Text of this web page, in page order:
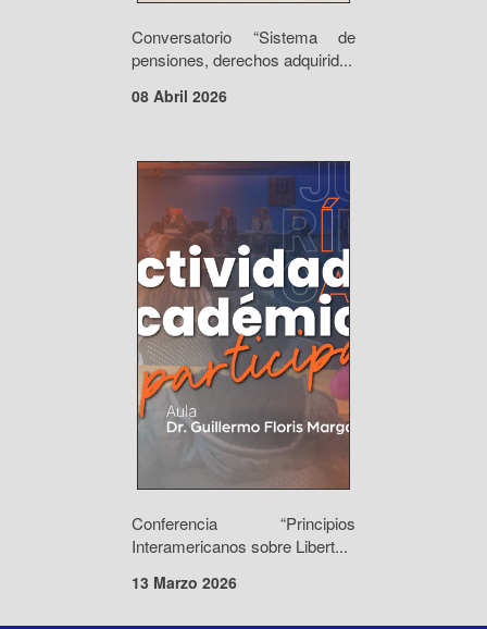
Conversatorio “Sistema de
pensiones, derechos adquirid...
08 Abril 2026
Conferencia “Principios
Interamericanos sobre Libert...
13 Marzo 2026